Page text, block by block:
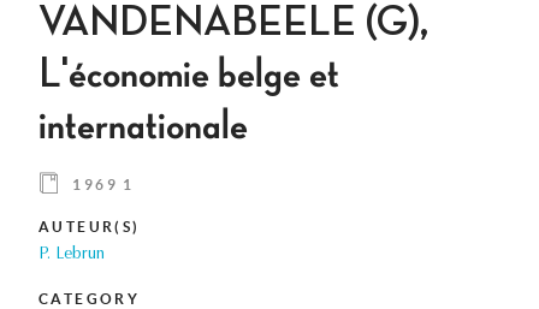
VANDENABEELE (G),
L'économie belge et
internationale
1969 1
AUTEUR(S)
P. Lebrun
CATEGORY